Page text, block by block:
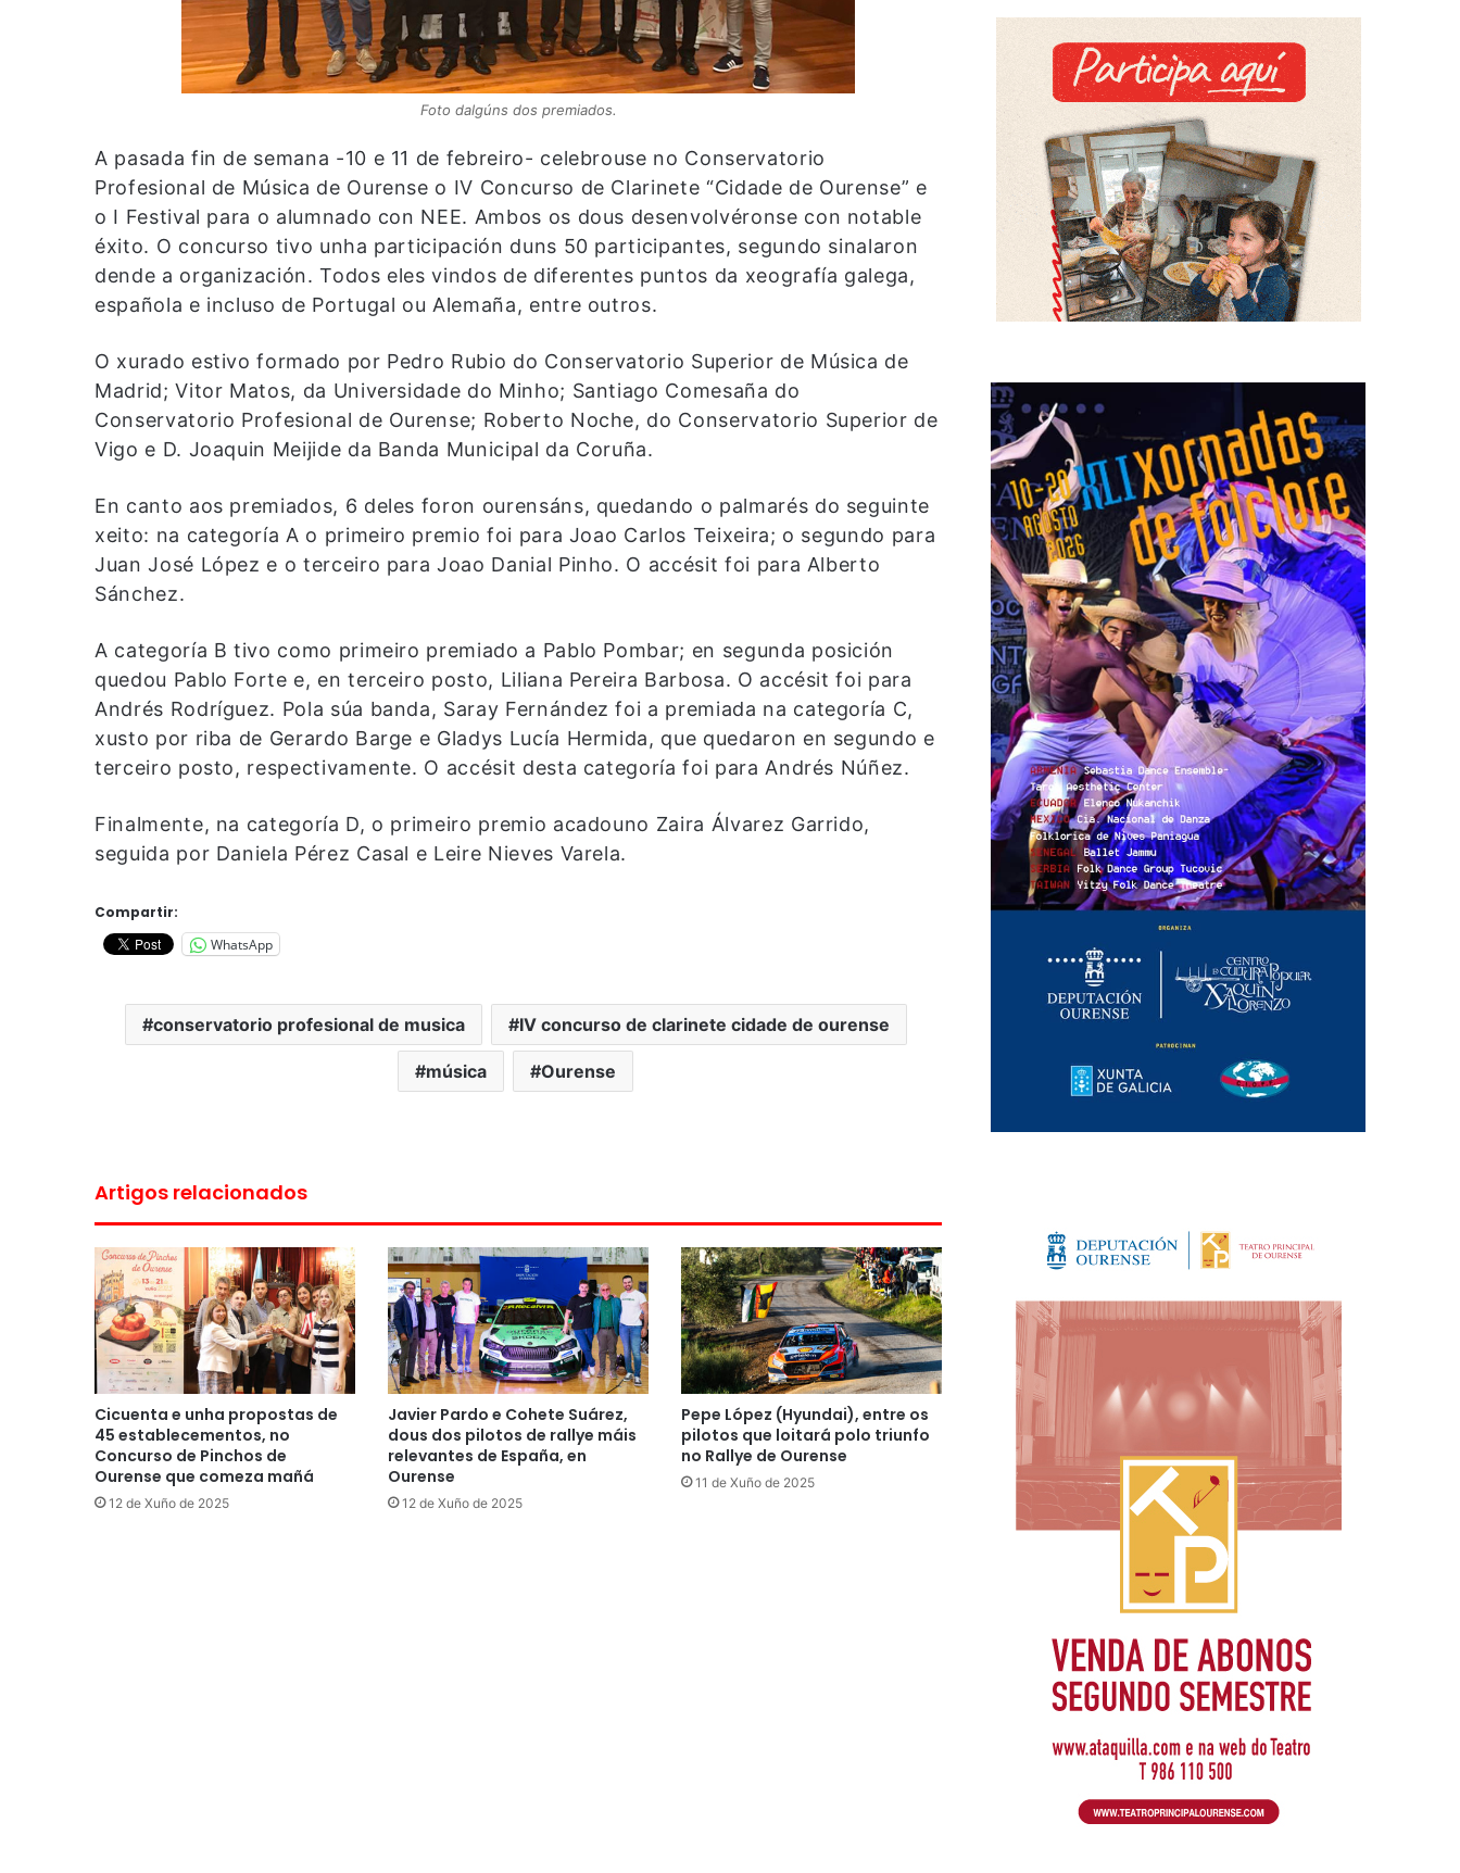
Foto dalgúns dos premiados.
A pasada fin de semana -10 e 11 de febreiro- celebrouse no Conservatorio
Profesional de Música de Ourense o IV Concurso de Clarinete “Cidade de Ourense” e
o I Festival para o alumnado con NEE. Ambos os dous desenvolvéronse con notable
éxito. O concurso tivo unha participación duns 50 participantes, segundo sinalaron
dende a organización. Todos eles vindos de diferentes puntos da xeografía galega,
española e incluso de Portugal ou Alemaña, entre outros.
O xurado estivo formado por Pedro Rubio do Conservatorio Superior de Música de
Madrid; Vitor Matos, da Universidade do Minho; Santiago Comesaña do
Conservatorio Profesional de Ourense; Roberto Noche, do Conservatorio Superior de
Vigo e D. Joaquin Meijide da Banda Municipal da Coruña.
En canto aos premiados, 6 deles foron ourensáns, quedando o palmarés do seguinte
xeito: na categoría A o primeiro premio foi para Joao Carlos Teixeira; o segundo para
Juan José López e o terceiro para Joao Danial Pinho. O accésit foi para Alberto
Sánchez.
A categoría B tivo como primeiro premiado a Pablo Pombar; en segunda posición
quedou Pablo Forte e, en terceiro posto, Liliana Pereira Barbosa. O accésit foi para
Andrés Rodríguez. Pola súa banda, Saray Fernández foi a premiada na categoría C,
xusto por riba de Gerardo Barge e Gladys Lucía Hermida, que quedaron en segundo e
terceiro posto, respectivamente. O accésit desta categoría foi para Andrés Núñez.
Finalmente, na categoría D, o primeiro premio acadouno Zaira Álvarez Garrido,
seguida por Daniela Pérez Casal e Leire Nieves Varela.
Compartir:
WhatsApp
conservatorio profesional de musica IV concurso de clarinete cidade de ourense
música Ourense
Artigos relacionados
Cicuenta e unha propostas de
45 establecementos, no
Concurso de Pinchos de
Ourense que comeza mañá
12 de Xuño de 2025
Javier Pardo e Cohete Suárez,
dous dos pilotos de rallye máis
relevantes de España, en
Ourense
12 de Xuño de 2025
Pepe López (Hyundai), entre os
pilotos que loitará polo triunfo
no Rallye de Ourense
11 de Xuño de 2025